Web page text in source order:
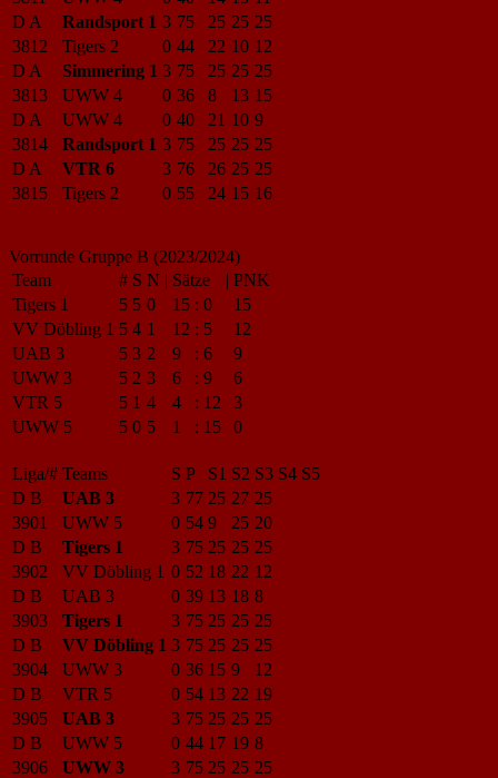
D A
Randsport 1 3 75 25 25 25
3812
Tigers 2 0 44 22 10 12
D A
Simmering 1 3 75 25 25 25
3813
UWW 4 0 36 8 13 15
D A
UWW 4 0 40 21 10 9
3814
Randsport 1 3 75 25 25 25
D A
VTR 6 3 76 26 25 25
3815
Tigers 2 0 55 24 15 16
Vorrunde Gruppe B (2023/2024)
Team
# S N | Sätze | PNK
Tigers 1
5 5 0 15 : 0
15
VV Döbling 1 5 4 1 12 : 5
12
UAB 3
5 3 2 9 : 6
9
UWW 3
5 2 3 6 : 9
6
VTR 5
5 1 4 4 : 12
3
UWW 5
5 0 5 1 : 15 0
Liga/# Teams S P S1 S2 S3 S4 S5
D B
UAB 3 3 77 25 27 25
3901
UWW 5 0 54 9 25 20
D B
Tigers 1 3 75 25 25 25
3902
VV Döbling 1 0 52 18 22 12
D B
UAB 3 0 39 13 18 8
3903
Tigers 1 3 75 25 25 25
D B
VV Döbling 1 3 75 25 25 25
3904
UWW 3 0 36 15 9
12
D B
VTR 5 0 54 13 22 19
3905
UAB 3 3 75 25 25 25
D B
UWW 5 0 44 17 19 8
3906
UWW 3 3 75 25 25 25